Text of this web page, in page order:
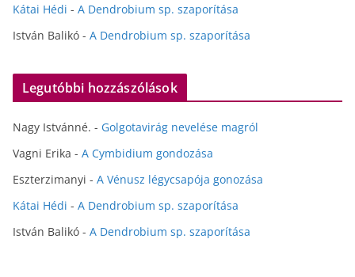
Kátai Hédi - A Dendrobium sp. szaporítása
István Balikó - A Dendrobium sp. szaporítása
Legutóbbi hozzászólások
Nagy Istvánné. - Golgotavirág nevelése magról
Vagni Erika - A Cymbidium gondozása
Eszterzimanyi - A Vénusz légycsapója gonozása
Kátai Hédi - A Dendrobium sp. szaporítása
István Balikó - A Dendrobium sp. szaporítása